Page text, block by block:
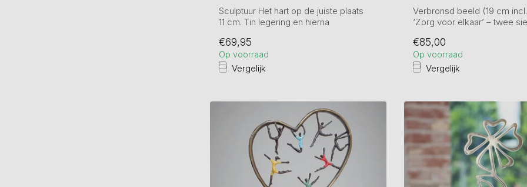
Sculptuur Het hart op de juiste plaats
11 cm. Tin legering en hierna
€69,95
Op voorraad
Vergelijk
Verbronsd beeld (19 cm
‘Zorg voor elkaar’ – twee
€85,00
Op voorraad
Vergelijk